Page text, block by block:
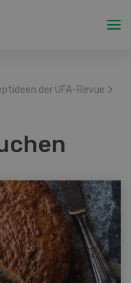
der UFA-Revue >